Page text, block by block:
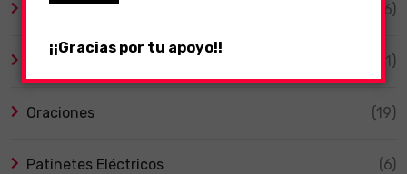
Juegos Online Gratuitos (16)
Merchandising (1)
Oraciones (19)
Patinetes Eléctricos (6)
¡¡Gracias por tu apoyo!!